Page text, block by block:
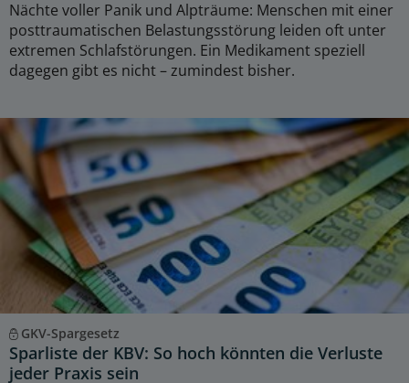
Nächte voller Panik und Alpträume: Menschen mit einer
posttraumatischen Belastungsstörung leiden oft unter
extremen Schlafstörungen. Ein Medikament speziell
dagegen gibt es nicht – zumindest bisher.
GKV-Spargesetz
Sparliste der KBV: So hoch könnten die Verluste
jeder Praxis sein